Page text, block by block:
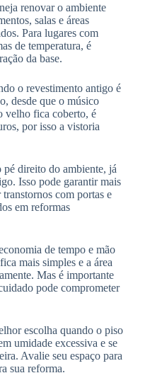
renovar o ambiente
salas e áreas
Para lugares com
de temperatura, é
da base.
o revestimento antigo é
desde que o músico
velho fica coberto, é
por isso a vistoria
pé direito do ambiente, já
Isso pode garantir mais
com portas e
em reformas
de tempo e mão
mais simples e a área
Mas é importante
pode comprometer
escolha quando o piso
umidade excessiva e se
Avalie seu espaço para
sua reforma.